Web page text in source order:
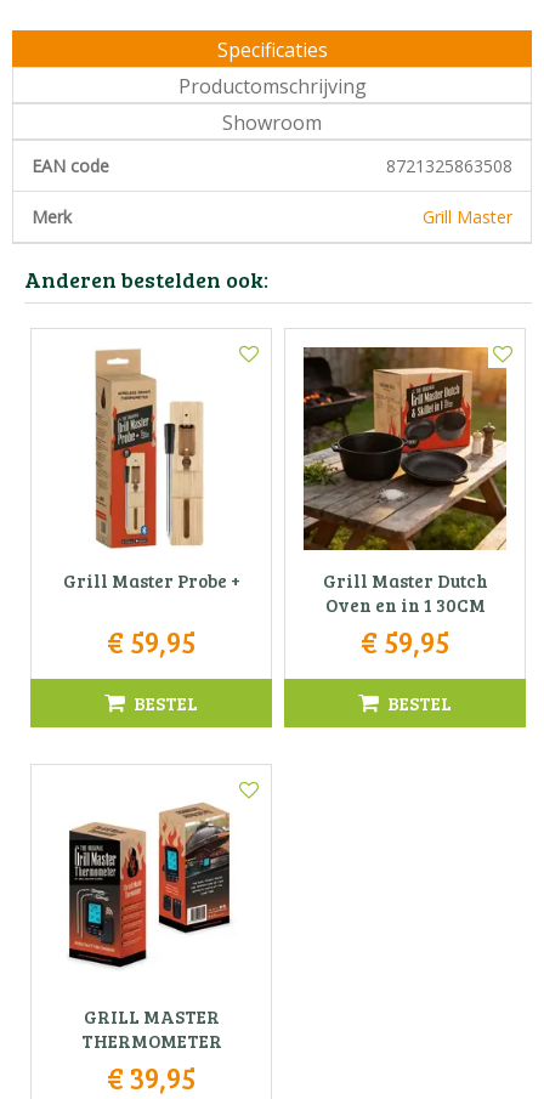
Specificaties
Productomschrijving
Showroom
EAN code 8721325863508
Merk Grill Master
Anderen bestelden ook:
Grill Master Probe +
€ 59,95
BESTEL
Grill Master Dutch
Oven en in 1 30CM
€ 59,95
BESTEL
GRILL MASTER
THERMOMETER
€39,95